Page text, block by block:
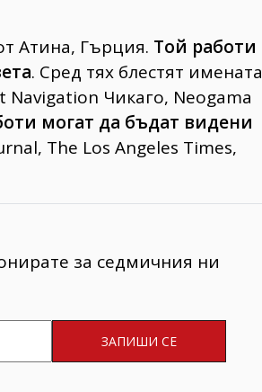
Атина, Гърция. Той работи
. Сред тях блестят имената
Navigation Чикаго, Neogama
могат да бъдат видени
The Los Angeles Times,
за седмичния ни